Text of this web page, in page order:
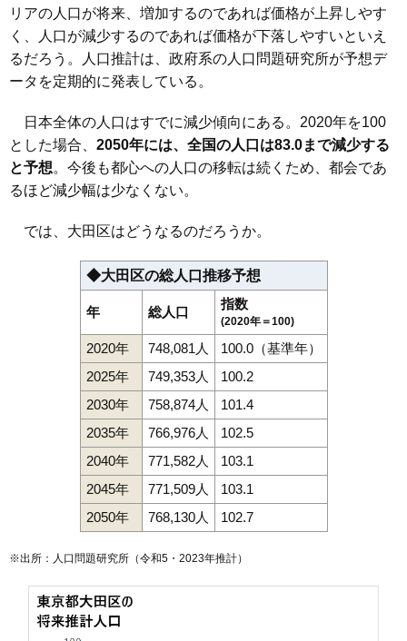
リアの人口が将来、増加するのであれば価格が上昇しやす
く、人口が減少するのであれば価格が下落しやすいといえ
るだろう。人口推計は、政府系の人口問題研究所が予想デ
ータを定期的に発表している。
日本全体の人口はすでに減少傾向にある。2020年を100
とした場合、 2050年には、全国の人口は83.0まで減少する
と予想。今後も都心への人口の移転は続くため、都会であ
るほど減少幅は少なくない。
では、大田区はどうなるのだろうか。
◆大田区の総人口推移予想
年 総人口
指数
(2020年＝100)
2020年 748,081人
100.0（基準年）
2025年
749,353人
100.2
2030年
758,874人
101.4
2035年
766,976人
102.5
2040年
771,582人
103.1
2045年
771,509人
103.1
2050年
768,130人 102.7
※出所：人口問題研究所（令和5・2023年推計）